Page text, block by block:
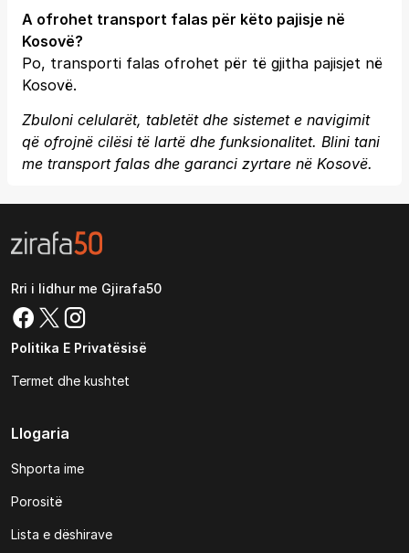
A ofrohet transport falas për këto pajisje në
Kosovë?
Po, transporti falas ofrohet për të gjitha pajisjet në
Kosovë.
Zbuloni celularët, tabletët dhe sistemet e navigimit
që ofrojnë cilësi të lartë dhe funksionalitet. Blini tani
me transport falas dhe garanci zyrtare në Kosovë.
Rri i lidhur me Gjirafa50
Politika E Privatësisë
Termet dhe kushtet
Llogaria
Shporta ime
Porositë
Lista e dëshirave